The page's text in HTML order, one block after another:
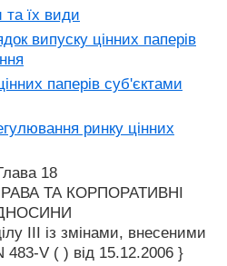
та їх види
випуску цінних паперів
паперів суб'єктами
ринку цінних
18
ТА КОРПОРАТИВНІ
III із змінами, внесеними
483-V ( ) від 15.12.2006 }